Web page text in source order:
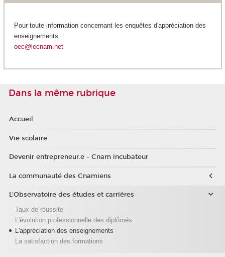
Pour toute information concernant les enquêtes d'appréciation des
enseignements :
oec@lecnam.net
Dans la même rubrique
Accueil
Vie scolaire
Devenir entrepreneur.e - Cnam incubateur
La communauté des Cnamiens
L'Observatoire des études et carrières
Taux de réussite
L'évolution professionnelle des diplômés
L'appréciation des enseignements
La satisfaction des formations